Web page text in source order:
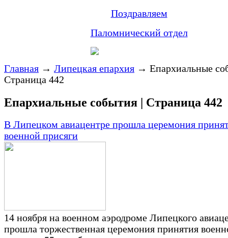
Поздравляем
Паломнический отдел
Главная → Липецкая епархия → Епархиальные
Страница 442
Епархиальные события | Страница 442
В Липецком авиацентре прошла церемония
военной присяги
14 ноября на военном аэродроме Липецкого
прошла торжественная церемония принятия